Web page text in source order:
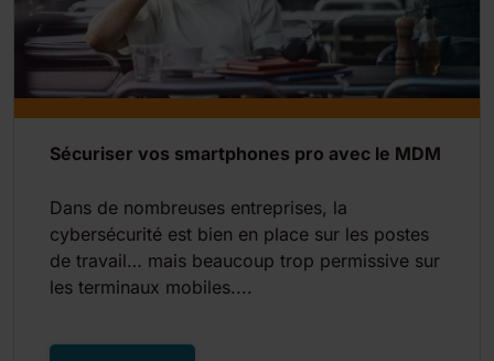
Sécuriser vos smartphones pro avec le MDM
Dans de nombreuses entreprises, la
cybersécurité est bien en place sur les postes
de travail… mais beaucoup trop permissive sur
les terminaux mobiles....